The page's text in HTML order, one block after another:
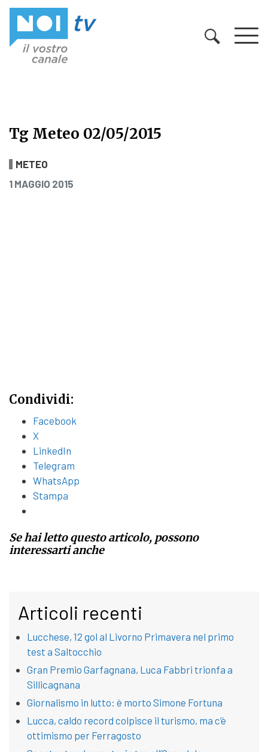
Tg Meteo 02/05/2015
Tg Meteo 02/05/2015
METEO
PUBBLICATO IL
1 MAGGIO 2015
Condividi:
Facebook
X
LinkedIn
Telegram
WhatsApp
Stampa
Se hai letto questo articolo, possono
interessarti anche
Articoli recenti
Lucchese, 12 gol al Livorno Primavera nel primo
test a Saltocchio
Gran Premio Garfagnana, Luca Fabbri trionfa a
Sillicagnana
Giornalismo in lutto: è morto Simone Fortuna
Lucca, caldo record colpisce il turismo, ma c’è
ottimismo per Ferragosto